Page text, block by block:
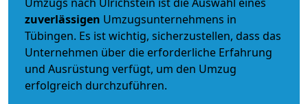
zuverlässigen Umzugsunternehmens in
Tübingen. Es ist wichtig, sicherzustellen, dass das
Unternehmen über die erforderliche Erfahrung
und Ausrüstung verfügt, um den Umzug
erfolgreich durchzuführen.